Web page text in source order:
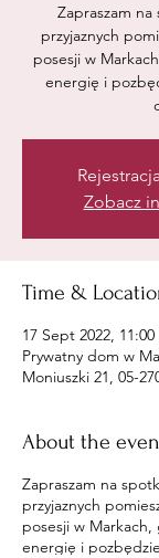
Zapraszam na
przyjaznych
posesji w
energię i
Zobacz
Time &
17 Sept 2022, 11:00
Prywatny dom w
Moniuszki 21, 05-
About the
Zapraszam na
przyjaznych
posesji w Markach,
energię i